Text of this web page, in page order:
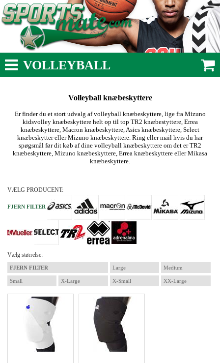
VOLLEYBALL
Volleyball knæbeskyttere
Er finder du et stort udvalg af volleyball knæbeskyttere, lige fra Mizuno
kidsvolley knæbeskyttere helt op til top TR2 knæbestyttere, Errea
knæbeskyttere, Macron knæbeskyttere, Asics knæbeskyttere, Select
knæbeskytter eller Mizuno knæbeskyttere. Ring eller mail hvis du har
spøgsmål før dit køb af dine volleyball knæbeskyttere om det er TR2
knæbeskyttere, Mizuno knæbeskyttere, Errea knæbeskyttere eller Mikasa
knæbeskyttere.
VÆLG PRODUCENT:
FJERN FILTER
Vælg størrelse:
FJERN FILTER Large Medium
Small X-Large X-Small XX-Large